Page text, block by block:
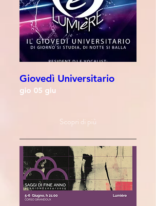
Giovedì Universitario
gio 05 giu
Scopri di più